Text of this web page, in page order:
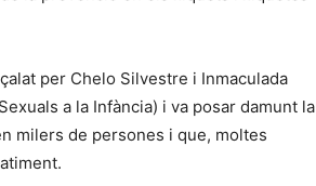
per Chelo Silvestre i Inmaculada
a la Infància) i va posar damunt la
milers de persones i que, moltes